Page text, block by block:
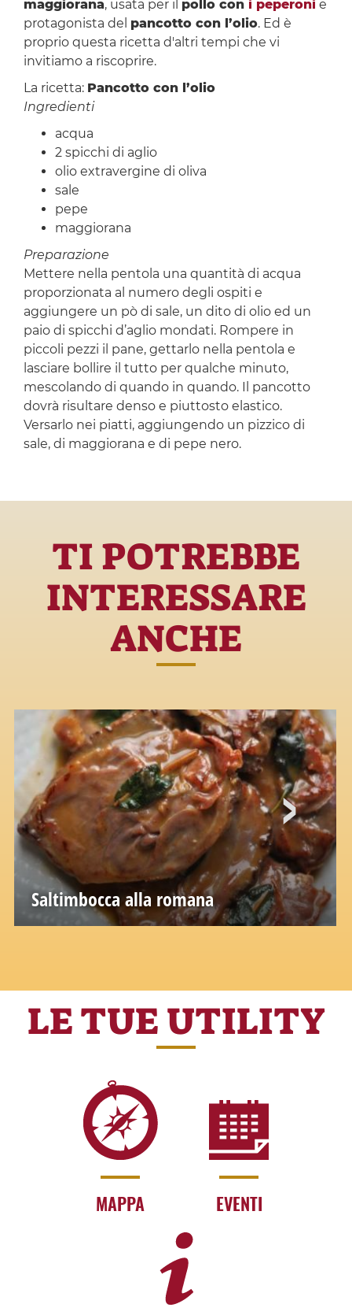
maggiorana, usata per il pollo con i peperoni e
protagonista del pancotto con l’olio. Ed è
proprio questa ricetta d'altri tempi che vi
invitiamo a riscoprire.
La ricetta: Pancotto con l’olio
Ingredienti
acqua
2 spicchi di aglio
olio extravergine di oliva
sale
pepe
maggiorana
Preparazione
Mettere nella pentola una quantità di acqua
proporzionata al numero degli ospiti e
aggiungere un pò di sale, un dito di olio ed un
paio di spicchi d’aglio mondati. Rompere in
piccoli pezzi il pane, gettarlo nella pentola e
lasciare bollire il tutto per qualche minuto,
mescolando di quando in quando. Il pancotto
dovrà risultare denso e piuttosto elastico.
Versarlo nei piatti, aggiungendo un pizzico di
sale, di maggiorana e di pepe nero.
TI POTREBBE
INTERESSARE
ANCHE
Saltimbocca alla romana
LE TUE UTILITY
MAPPA EVENTI